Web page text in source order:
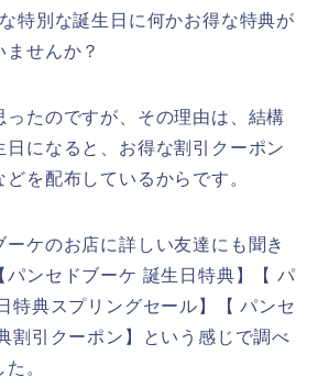
特別な誕生日に何かお得な特典が
せんか？
ったのですが、その理由は、結構
日になると、お得な割引クーポン
を配布しているからです。
ーケのお店に詳しい友達にも聞き
パンセドブーケ 誕生日特典】【 パ
特典スプリングセール】【 パンセ
割引クーポン】という感じで調べ
。